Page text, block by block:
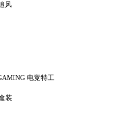
风
电竞特工
装